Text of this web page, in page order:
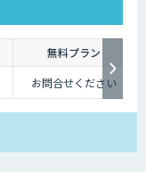
無料プラン
お問合せください